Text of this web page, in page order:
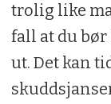
trolig like
fall at du
ut. Det kan